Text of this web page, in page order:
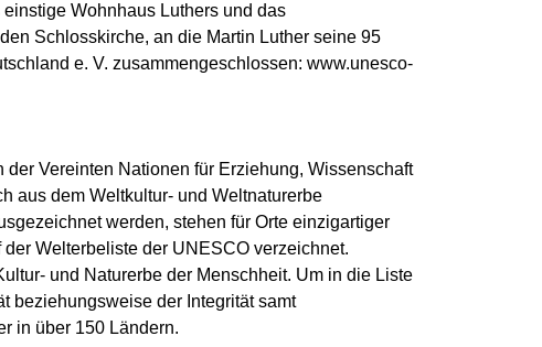
Wohnhaus Luthers und das
Schlosskirche, an die Martin Luther seine 95
e. V. zusammengeschlossen: www.unesco-
Vereinten Nationen für Erziehung, Wissenschaft
aus dem Weltkultur- und Weltnaturerbe
werden, stehen für Orte einzigartiger
Welterbeliste der UNESCO verzeichnet.
und Naturerbe der Menschheit. Um in die Liste
beziehungsweise der Integrität samt
in über 150 Ländern.